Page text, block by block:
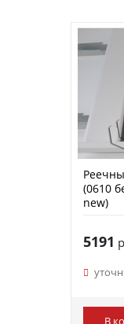
(0610
new)
5191
В